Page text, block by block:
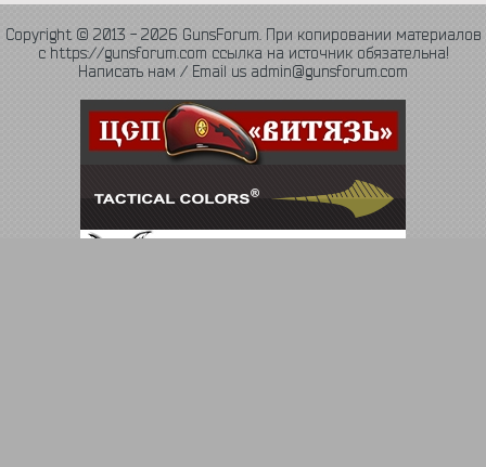
Copyright © 2013 - 2026 GunsForum. При копировании материалов
с https://gunsforum.com ссылка на источник обязательна!
Написать нам / Email us admin@gunsforum.com